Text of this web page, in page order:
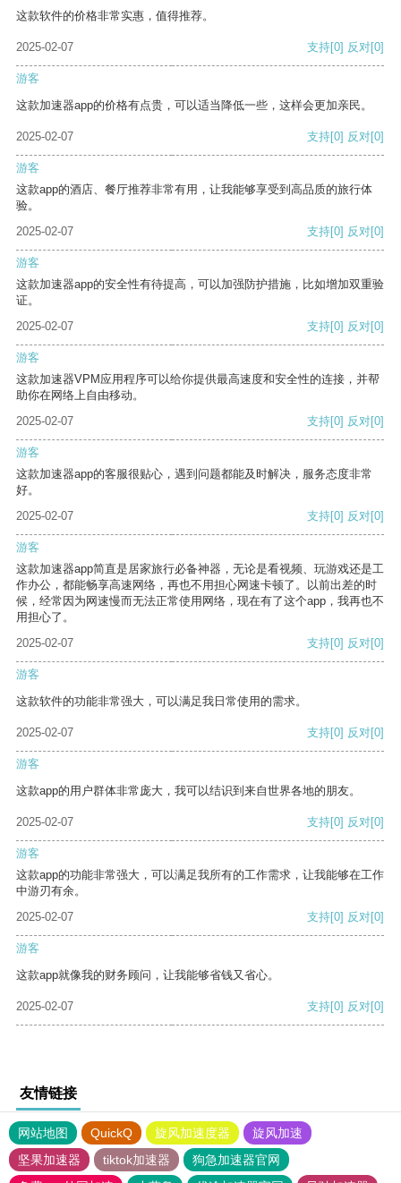
这款软件的价格非常实惠，值得推荐。
2025-02-07 支持[0] 反对[0]
游客
这款加速器app的价格有点贵，可以适当降低一些，这样会更加亲民。
2025-02-07 支持[0] 反对[0]
游客
这款app的酒店、餐厅推荐非常有用，让我能够享受到高品质的旅行体
验。
2025-02-07
支持[0] 反对[0]
游客
这款加速器app的安全性有待提高，可以加强防护措施，比如增加双重验
证。
2025-02-07
支持[0] 反对[0]
游客
这款加速器VPM应用程序可以给你提供最高速度和安全性的连接，并帮
助你在网络上自由移动。
2025-02-07
支持[0] 反对[0]
游客
这款加速器app的客服很贴心，遇到问题都能及时解决，服务态度非常
好。
2025-02-07
支持[0] 反对[0]
游客
这款加速器app简直是居家旅行必备神器，无论是看视频、玩游戏还是工
作办公，都能畅享高速网络，再也不用担心网速卡顿了。以前出差的时
候，经常因为网速慢而无法正常使用网络，现在有了这个app，我再也不
用担心了。
2025-02-07
支持[0] 反对[0]
游客
这款软件的功能非常强大，可以满足我日常使用的需求。
2025-02-07 支持[0] 反对[0]
游客
这款app的用户群体非常庞大，我可以结识到来自世界各地的朋友。
2025-02-07 支持[0] 反对[0]
游客
这款app的功能非常强大，可以满足我所有的工作需求，让我能够在工作
中游刃有余。
2025-02-07
支持[0] 反对[0]
游客
这款app就像我的财务顾问，让我能够省钱又省心。
2025-02-07 支持[0] 反对[0]
友情链接
网站地图 QuickQ 旋风加速度器
旋风加速
坚果加速器
tiktok加速器
狗急加速器官网